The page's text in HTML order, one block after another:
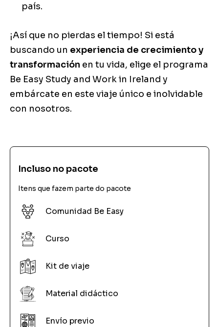
país.
¡Así que no pierdas el tiempo! Si está
buscando un experiencia de crecimiento y
transformación en tu vida, elige el programa
Be Easy Study and Work in Ireland y
embárcate en este viaje único e inolvidable
con nosotros.
Incluso no pacote
Itens que fazem parte do pacote
Comunidad Be Easy
Curso
Kit de viaje
Material didáctico
Envío previo